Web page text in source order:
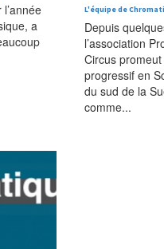
a
L'équipe de
Depuis
l’association
Circus
progressif en
du sud de la
comme...